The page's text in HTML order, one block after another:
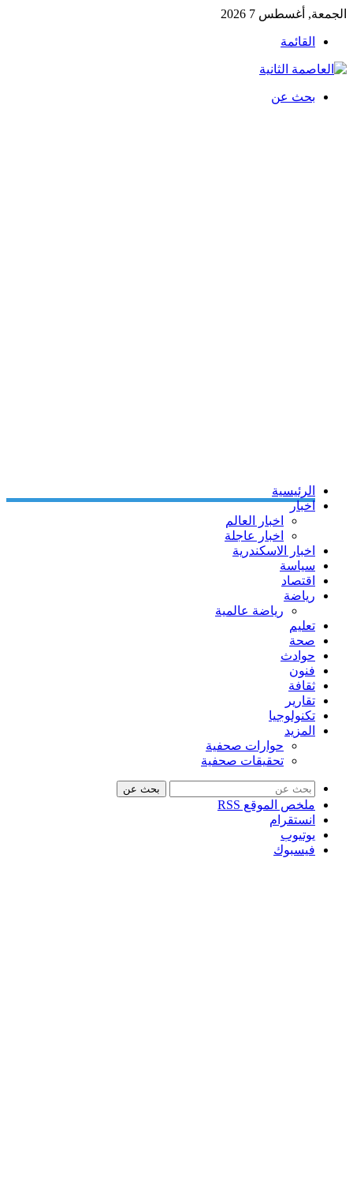
الجمعة, أغسطس 7 2026
القائمة
بحث عن
الرئيسية
اخبار
اخبار العالم
اخبار عاجلة
اخبار الاسكندرية
سياسة
اقتصاد
رياضة
رياضة عالمية
تعليم
صحة
حوادث
فنون
ثقافة
تقارير
تكنولوجيا
المزيد
حوارات صحفية
تحقيقات صحفية
بحث عن
ملخص الموقع RSS
انستقرام
يوتيوب
فيسبوك